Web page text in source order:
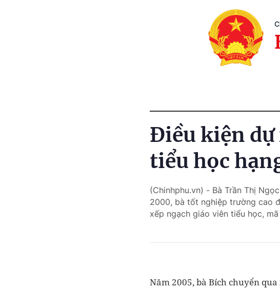
Điều kiện dự
tiểu học
(Chinhphu.vn) - Bà Trần Thị
2000, bà tốt nghiệp trường cao
xếp ngạch giáo viên tiểu học, mã
Năm 2005, bà Bích chuyển